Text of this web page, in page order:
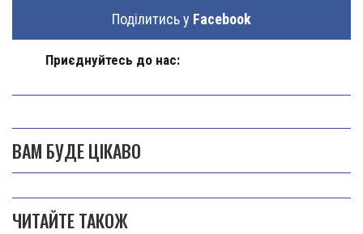
Поділитись у Facebook
Приєднуйтесь до нас:
ВАМ БУДЕ ЦІКАВО
ЧИТАЙТЕ ТАКОЖ